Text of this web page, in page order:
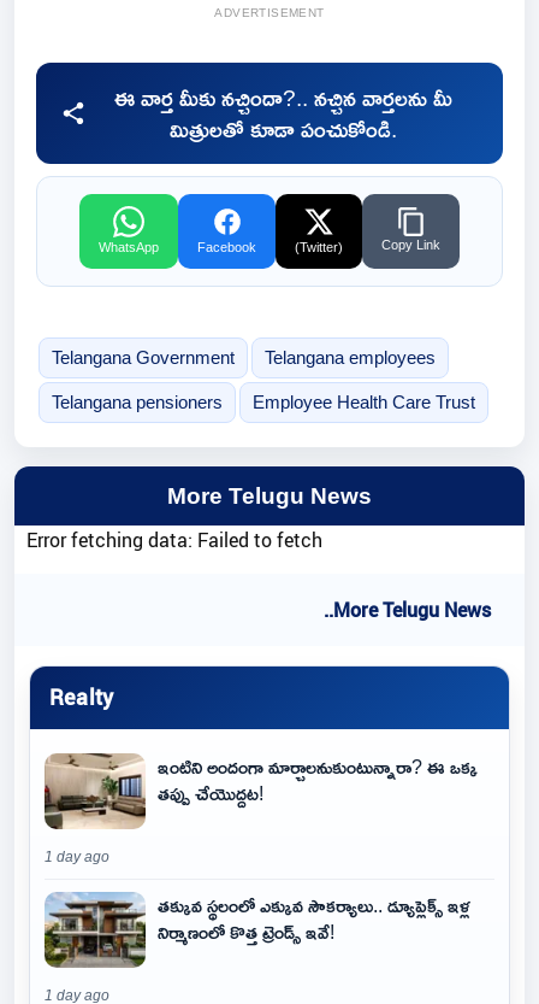
ADVERTISEMENT
ఈ వార్త మీకు నచ్చిందా?.. నచ్చిన వార్తలను మీ
మిత్రులతో కూడా పంచుకోండి.
WhatsApp Facebook (Twitter) Copy Link
Telangana Government Telangana employees
Telangana pensioners Employee Health Care Trust
More Telugu News
Error fetching data: Failed to fetch
..More Telugu News
Realty
ఇంటిని అందంగా మార్చాలనుకుంటున్నారా? ఈ ఒక్క
తప్పు చేయొద్దట!
1 day ago
తక్కువ స్థలంలో ఎక్కువ సౌకర్యాలు.. డ్యూప్లెక్స్ ఇళ్ల
నిర్మాణంలో కొత్త ట్రెండ్స్ ఇవే!
1 day ago